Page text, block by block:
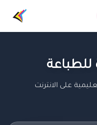
للطباعة
على الانترنت